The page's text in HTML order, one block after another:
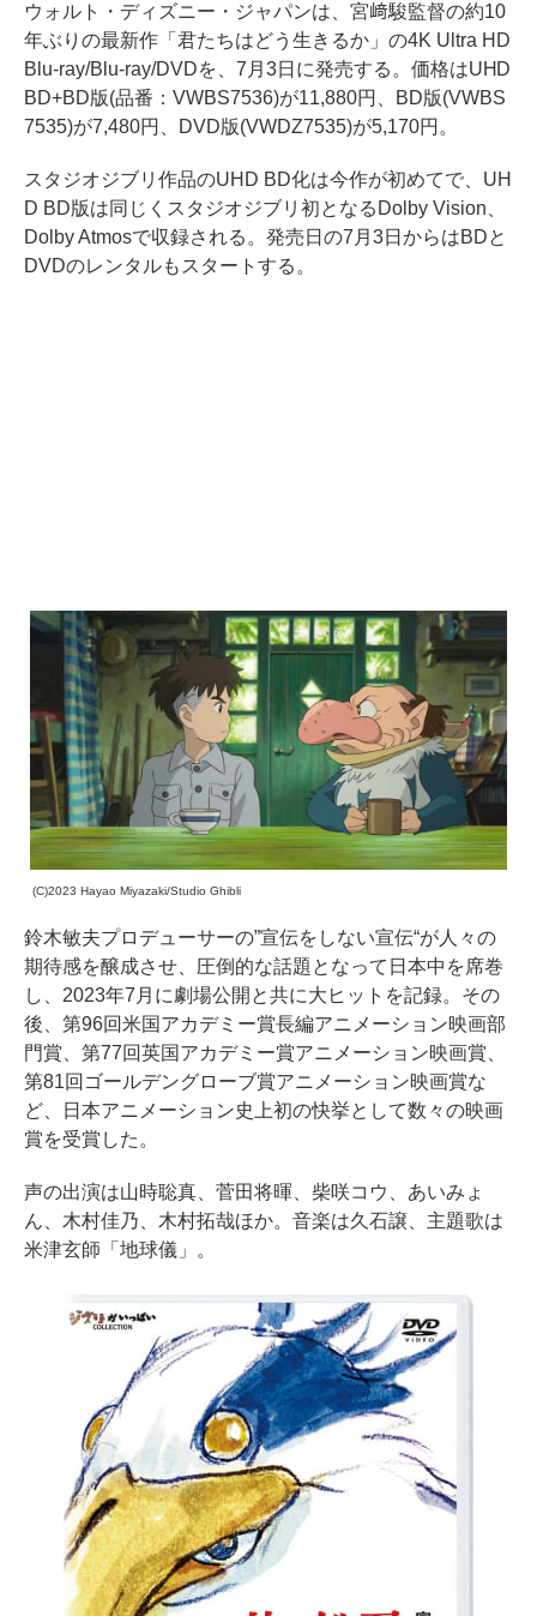
ウォルト・ディズニー・ジャパンは、宮﨑駿監督の約10
年ぶりの最新作「君たちはどう生きるか」の4K Ultra HD
Blu-ray/Blu-ray/DVDを、7月3日に発売する。価格はUHD
BD+BD版(品番：VWBS7536)が11,880円、BD版(VWBS
7535)が7,480円、DVD版(VWDZ7535)が5,170円。
スタジオジブリ作品のUHD BD化は今作が初めてで、UH
D BD版は同じくスタジオジブリ初となるDolby Vision、
Dolby Atmosで収録される。発売日の7月3日からはBDと
DVDのレンタルもスタートする。
(C)2023 Hayao Miyazaki/Studio Ghibli
鈴木敏夫プロデューサーの”宣伝をしない宣伝“が人々の
期待感を醸成させ、圧倒的な話題となって日本中を席巻
し、2023年7月に劇場公開と共に大ヒットを記録。その
後、第96回米国アカデミー賞長編アニメーション映画部
門賞、第77回英国アカデミー賞アニメーション映画賞、
第81回ゴールデングローブ賞アニメーション映画賞な
ど、日本アニメーション史上初の快挙として数々の映画
賞を受賞した。
声の出演は山時聡真、菅田将暉、柴咲コウ、あいみょ
ん、木村佳乃、木村拓哉ほか。音楽は久石譲、主題歌は
米津玄師「地球儀」。